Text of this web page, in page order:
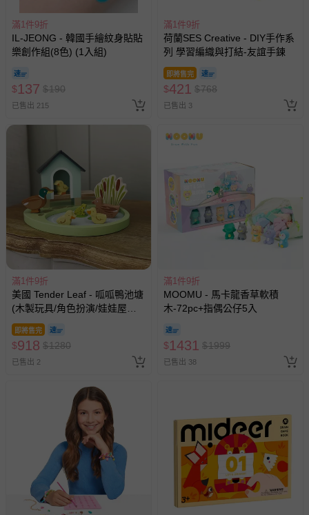
至媽咪愛
LINE@客服ID: @mamilove我們將依序為您處理
與服務，謝謝。
針對滿件折/滿額贈…等活動，如因部份退貨，而該訂單保
留商品未達活動門檻，將以原價計算，活動贈品亦需一併退
回。
部分商品依據消費者保護法的規定，不適用七天鑑賞期/猶
豫期範圍：
易於腐敗、保存期限較短或解約時即將逾期（例如生鮮
商品、食品等）。
客製化商品（例如客製生日書、姓名貼等）。
報紙、期刊或雜誌（惟書籍如經拆封、使用，則酌收整
新費用）。
經消費者拆封之影音商品或電腦軟體（例如 DVD、CD
等）。
非以有形媒介提供之數位內容或一經提供即為完成之線
上服務，經消費者事先同意始提供（例如線上課程、遊
戲或活動點數等）。
已拆封之以下類型商品：
-個人衛生用品（例如尿布、貼身衣物、泳裝、襪子、地
-新生兒親膚衣物（嬰幼兒包巾與背巾、包屁衣、學習
褲、紗布衣等）。
-接觸性孕哺產品（奶嘴、奶瓶、擠乳器、哺乳衣、托腹
帶束縛衣、餐搖椅等）。
-其他原廠盒裝商品封口處已貼上「不可拆封」，或具警
示字句等說明貼紙、封條者。
國際航空、客運、訂房等服務。
滿1件9折
IL-JEONG - 韓國手繪紋身貼貼
樂創作組(8色) (1入組)
$137 $190
已售出 215
滿1件9折
荷蘭SES Creative - DIY手作系
列 學習編織與打結-友誼手鍊
即將售完
$421 $768
已售出 3
滿1件9折
美國 Tender Leaf - 呱呱鴨池塘
(木製玩具/角色扮演/娃娃屋配
件)
即將售完
$918 $1280
已售出 2
滿1件9折
MOOMU - 馬卡龍香草軟積
木-72pc+指偶公仔5入
$1431 $1999
已售出 38